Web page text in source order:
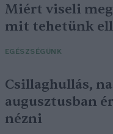
Miért viseli meg
mit tehetünk
EGÉSZSÉGÜNK
Csillaghullás,
augusztusban
nézni